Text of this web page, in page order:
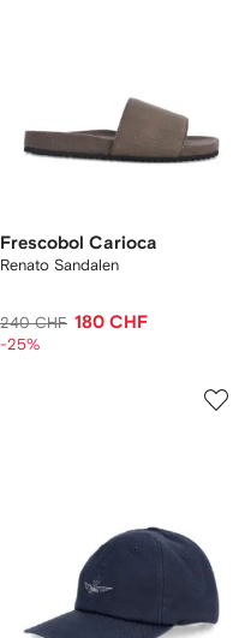
Frescobol Carioca
Renato Sandalen
240 CHF 180 CHF
-25%